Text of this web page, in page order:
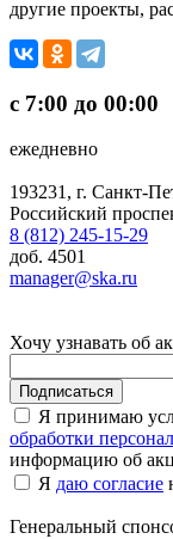
другие проекты,
с 7:00 до 00:00
ежедневно
193231, г. Санкт-
Российский
8 (812) 245-15-29
доб. 4501
manager@ska.ru
Хочу узнавать об
Подписаться
Я принимаю
обработки
информацию об
Я даю согласие
Генеральный